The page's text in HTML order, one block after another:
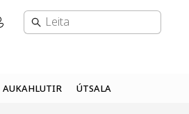
Mínar síður valmynd
AUKAHLUTIR ÚTSALA